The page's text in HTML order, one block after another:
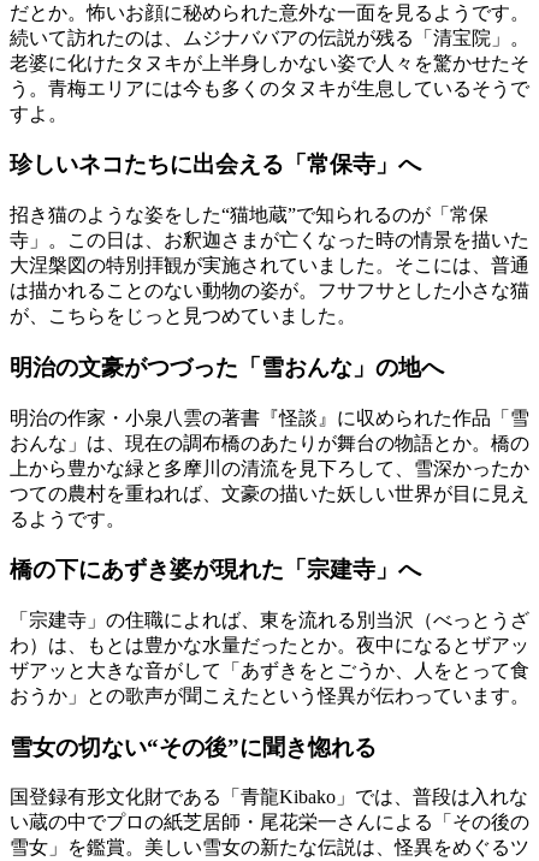
だとか。怖いお顔に秘められた意外な一面を見るようです。
続いて訪れたのは、ムジナババアの伝説が残る「清宝院」。
老婆に化けたタヌキが上半身しかない姿で人々を驚かせたそ
う。青梅エリアには今も多くのタヌキが生息しているそうで
すよ。
珍しいネコたちに出会える「常保寺」へ
招き猫のような姿をした“猫地蔵”で知られるのが「常保
寺」。この日は、お釈迦さまが亡くなった時の情景を描いた
大涅槃図の特別拝観が実施されていました。そこには、普通
は描かれることのない動物の姿が。フサフサとした小さな猫
が、こちらをじっと見つめていました。
明治の文豪がつづった「雪おんな」の地へ
明治の作家・小泉八雲の著書『怪談』に収められた作品「雪
おんな」は、現在の調布橋のあたりが舞台の物語とか。橋の
上から豊かな緑と多摩川の清流を見下ろして、雪深かったか
つての農村を重ねれば、文豪の描いた妖しい世界が目に見え
るようです。
橋の下にあずき婆が現れた「宗建寺」へ
「宗建寺」の住職によれば、東を流れる別当沢（べっとうざ
わ）は、もとは豊かな水量だったとか。夜中になるとザアッ
ザアッと大きな音がして「あずきをとごうか、人をとって食
おうか」との歌声が聞こえたという怪異が伝わっています。
雪女の切ない“その後”に聞き惚れる
国登録有形文化財である「青龍Kibako」では、普段は入れな
い蔵の中でプロの紙芝居師・尾花栄一さんによる「その後の
雪女」を鑑賞。美しい雪女の新たな伝説は、怪異をめぐるツ